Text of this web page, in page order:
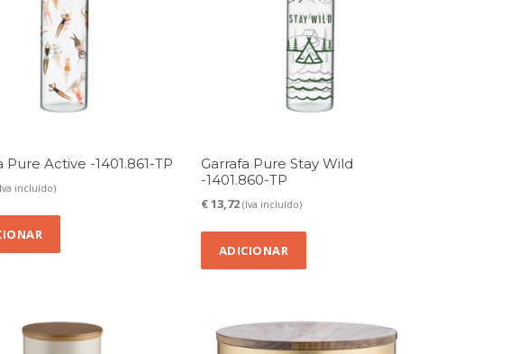
Pure Active -1401.861-TP
incluído)
Garrafa Pure Stay Wild
-1401.860-TP
€13,72 (Iva incluído)
ADICIONAR